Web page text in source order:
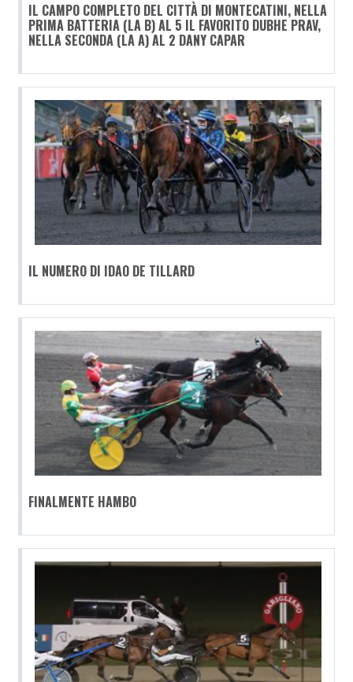
IL CAMPO COMPLETO DEL CITTÀ DI MONTECATINI, NELLA
PRIMA BATTERIA (LA B) AL 5 IL FAVORITO DUBHE PRAV,
NELLA SECONDA (LA A) AL 2 DANY CAPAR
IL NUMERO DI IDAO DE TILLARD
FINALMENTE HAMBO